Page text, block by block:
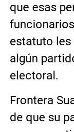
que esas
estatuto les
algún
electoral.
Frontera
de que su